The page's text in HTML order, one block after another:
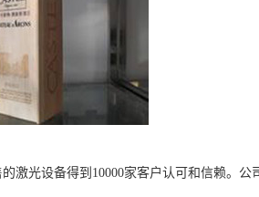
激光设备得到10000家客户认可和信赖。公